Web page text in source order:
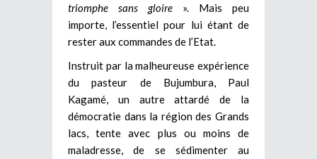
triomphe sans gloire ». Mais peu
importe, l’essentiel pour lui étant de
rester aux commandes de l’Etat.
Instruit par la malheureuse expérience
du pasteur de Bujumbura, Paul
Kagamé, un autre attardé de la
démocratie dans la région des Grands
lacs, tente avec plus ou moins de
maladresse, de se sédimenter au